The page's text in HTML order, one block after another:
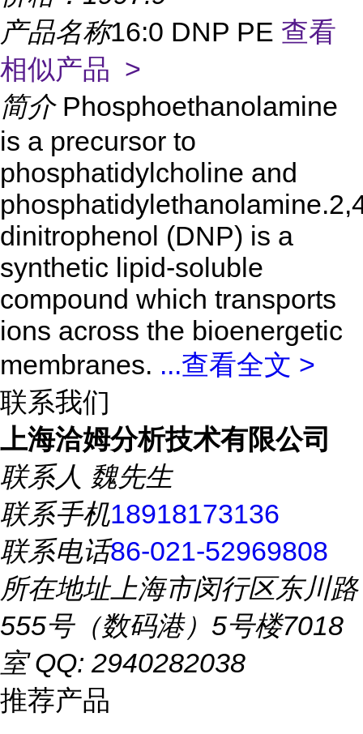
产品名称16:0 DNP PE 查看
相似产品 >
简介 Phosphoethanolamine
is a precursor to
phosphatidylcholine and
dinitrophenol (DNP) is a
synthetic lipid-soluble
compound which transports
ions across the bioenergetic
membranes. ...查看全文 >
联系我们
上海洽姆分析技术有限公司
联系人 魏先生
联系手机18918173136
联系电话86-021-52969808
所在地址上海市闵行区东川路
555号（数码港）5号楼7018
室 QQ: 2940282038
推荐产品